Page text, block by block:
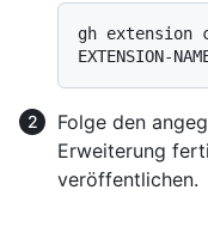
gh extension
Folge den
Erweiterung
veröffentlichen.